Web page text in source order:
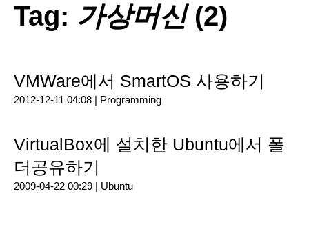
Tag: 가상머신(2)
VMWare에서 SmartOS 사용하기
2012-12-11 04:08 | Programming
VirtualBox에 설치한 Ubuntu에서 폴
더공유하기
2009-04-22 00:29 | Ubuntu